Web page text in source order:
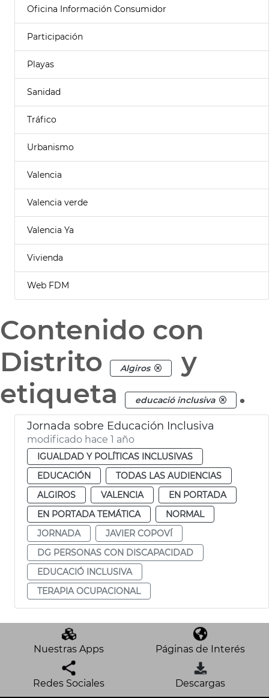
Oficina Información Consumidor
Participación
Playas
Sanidad
Tráfico
Urbanismo
Valencia
Valencia verde
Valencia Ya
Vivienda
Web FDM
Contenido con
Distrito
Algiros
y
etiqueta
educació inclusiva .
Jornada sobre Educación Inclusiva
modificado hace 1 año
IGUALDAD Y POLÍTICAS INCLUSIVAS
EDUCACIÓN
TODAS LAS AUDIENCIAS
ALGIROS
VALENCIA
EN PORTADA
EN PORTADA TEMÁTICA
NORMAL
JORNADA
JAVIER COPOVÍ
DG PERSONAS CON DISCAPACIDAD
EDUCACIÓ INCLUSIVA
TERAPIA OCUPACIONAL
Nuestras Apps Páginas de Interés
Redes Sociales Descargas